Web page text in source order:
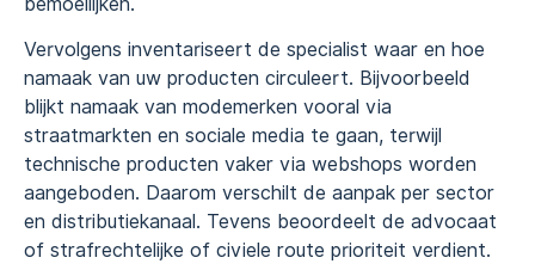
Vervolgens inventariseert de specialist waar en hoe
namaak van uw producten circuleert. Bijvoorbeeld
blijkt namaak van modemerken vooral via
straatmarkten en sociale media te gaan, terwijl
technische producten vaker via webshops worden
aangeboden. Daarom verschilt de aanpak per sector
en distributiekanaal. Tevens beoordeelt de advocaat
of strafrechtelijke of civiele route prioriteit verdient.